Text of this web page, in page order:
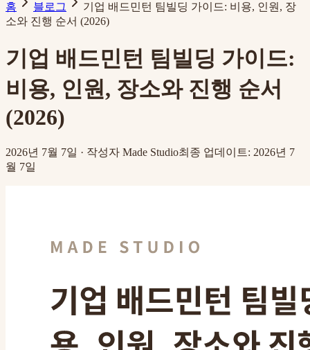
홈 블로그
기업 배드민턴 팀빌딩 가이드: 비용, 인원, 장
소와 진행 순서 (2026)
기업 배드민턴 팀빌딩 가이드:
비용, 인원, 장소와 진행 순서
(2026)
2026년 7월 7일 · 작성자 Made Studio최종 업데이트: 2026년 7
월 7일